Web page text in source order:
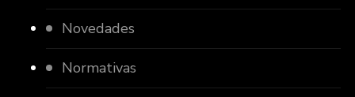
Novedades
Normativas